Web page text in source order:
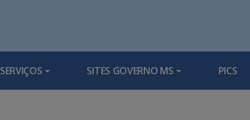
SERVIÇOS SITES GOVERNO MS PICS